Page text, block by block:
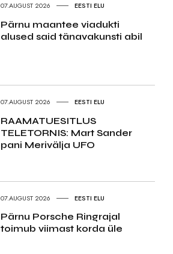
07.AUGUST 2026 EESTI ELU
Pärnu maantee viadukti
alused said tänavakunsti abil
07.AUGUST 2026 EESTI ELU
RAAMATUESITLUS
TELETORNIS: Mart Sander
pani Merivälja UFO
07.AUGUST 2026 EESTI ELU
Pärnu Porsche Ringrajal
toimub viimast korda üle